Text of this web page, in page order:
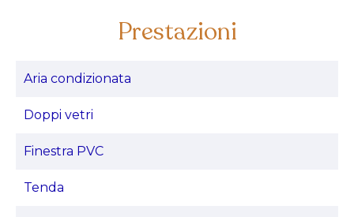
Prestazioni
Aria condizionata
Doppi vetri
Finestra PVC
Tenda